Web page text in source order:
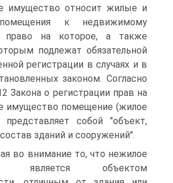
имущество относит жилые и
к недвижимому
право на которое, а также
подлежат обязательной
регистрации в случаях и в
законом. Согласно
Закона о регистрации прав на
имущество помещение (жилое
собой "объект,
зданий и сооружений".
во внимание то, что нежилое
является объектом